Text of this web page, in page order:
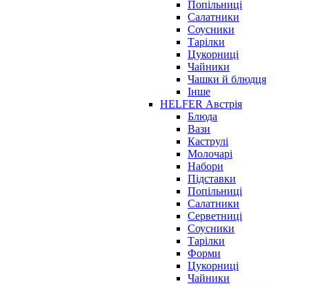
Попільниці
Салатники
Соусники
Тарілки
Цукорниці
Чайники
Чашки й блюдця
Інше
HELFER Австрія
Блюда
Вази
Каструлі
Молочарі
Набори
Підставки
Попільниці
Салатники
Серветниці
Соусники
Тарілки
Форми
Цукорниці
Чайники